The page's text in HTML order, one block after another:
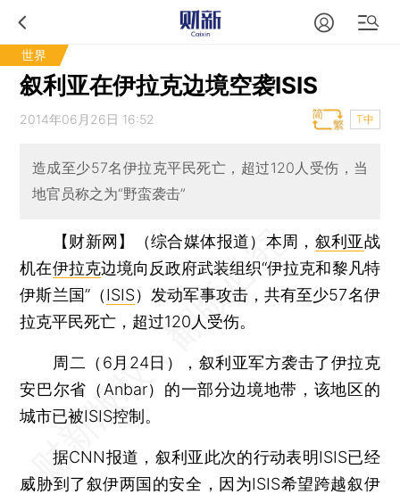
世界
叙利亚在伊拉克边境空袭ISIS
2014年06月26日 16:52 T中
造成至少57名伊拉克平民死亡，超过120人受伤，当
地官员称之为“野蛮袭击”
【财新网】（综合媒体报道） 本周， 叙利亚战
机在伊拉克边境向反政府武装组织“伊拉克和黎凡特
伊斯兰国”（ISIS）发动军事攻击，共有至少57名伊
拉克平民死亡，超过120人受伤。
周二（6月24日），叙利亚军方袭击了伊拉克
安巴尔省（Anbar）的一部分边境地带，该地区的
城市已被ISIS控制。
据CNN报道，叙利亚此次的行动表明ISIS已经
威胁到了叙伊两国的安全，因为ISIS希望跨越叙伊